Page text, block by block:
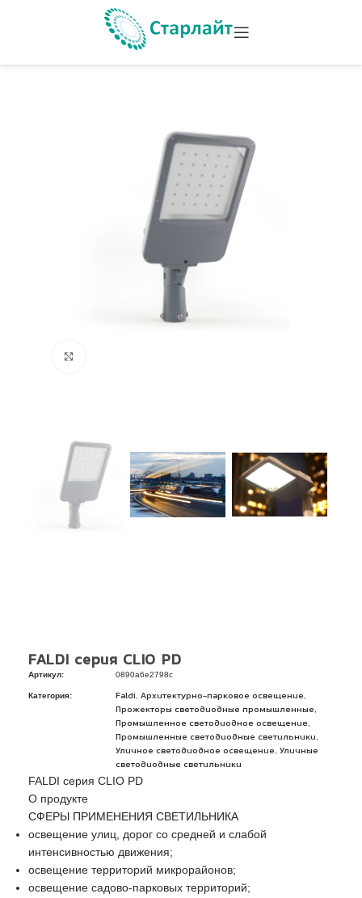
FALDI серия CLIO PD
Артикул: 0890a6e2798c
Категория: Faldi Архитектурно-парковое освещение
Прожекторы светодиодные промышленные
Промышленное светодиодное освещение
Промышленные светодиодные светильники
Уличное светодиодное освещение
Уличные
светодиодные светильники
FALDI серия CLIO PD
О продукте
СФЕРЫ ПРИМЕНЕНИЯ СВЕТИЛЬНИКА
освещение улиц, дорог со средней и слабой
интенсивностью движения;
освещение территорий микрорайонов;
освещение садово-парковых территорий;